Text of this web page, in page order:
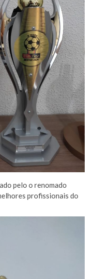
pelo o renomado
profissionais do